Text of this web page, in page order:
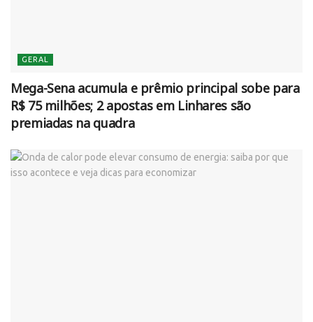
GERAL
Mega-Sena acumula e prêmio principal sobe para
R$ 75 milhões; 2 apostas em Linhares são
premiadas na quadra